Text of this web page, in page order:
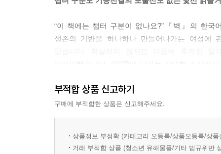
“이 책에는 챕터 구분이 없나요?”『벽』의 한국
생존의 기반을 하나하나 만들어나가는 여성에
디자인했습니다. 400쪽에 달하는 거대한 소설이
생존지향으로 계속해서 씌이고 있는 글입니다. 보
약동이 느껴지기도 합니다. 물론 벽을 대단한 사
부적합 상품 신고하기
구매에 부적합한 상품은 신고해주세요.
상품정보 부정확 (카테고리 오등록/상품오등록/상
거래 부적합 상품 (청소년 유해물품/기타 법규위반